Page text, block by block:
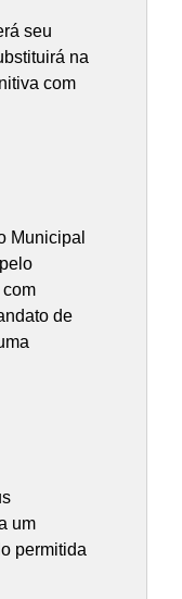
seu
na
com
Municipal
de
um
permitida